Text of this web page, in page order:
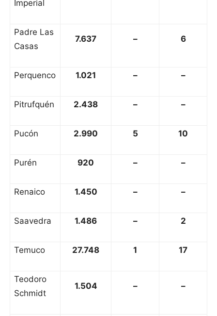
Imperial
Padre Las
Casas
7.637 – 6
Perquenco 1.021 – –
Pitrufquén 2.438 – –
Pucón 2.990 5 10
Purén 920 – –
Renaico 1.450 – –
Saavedra 1.486 – 2
Temuco 27.748 1 17
Teodoro
Schmidt
1.504 – –